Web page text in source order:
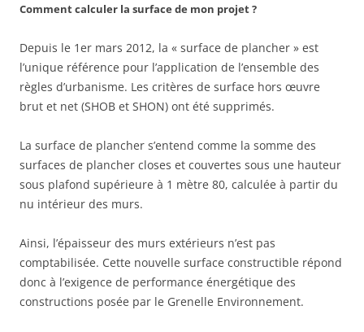
Comment calculer la surface de mon projet ?
Depuis le 1er mars 2012, la « surface de plancher » est
l’unique référence pour l’application de l’ensemble des
règles d’urbanisme. Les critères de surface hors œuvre
brut et net (SHOB et SHON) ont été supprimés.
La surface de plancher s’entend comme la somme des
surfaces de plancher closes et couvertes sous une hauteur
sous plafond supérieure à 1 mètre 80, calculée à partir du
nu intérieur des murs.
Ainsi, l’épaisseur des murs extérieurs n’est pas
comptabilisée. Cette nouvelle surface constructible répond
donc à l’exigence de performance énergétique des
constructions posée par le Grenelle Environnement.